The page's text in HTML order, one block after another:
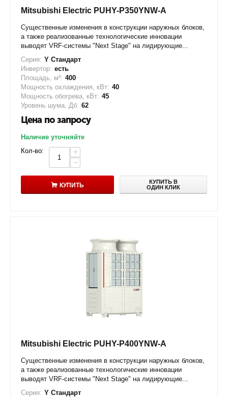
Mitsubishi Electric PUHY-P350YNW-A
Существенные изменения в конструкции наружных блоков,
а также реализованные технологические инновации
выводят VRF-системы "Next Stage" на лидирующие...
Серия: Y Стандарт
Инвертор: есть
Площадь, м²: 400
Мощность охлаждения, кВт: 40
Мощность обогрева, кВт: 45
Уровень шума, Дб: 62
Цена по запросу
Наличие уточняйте
Кол-во:
+
−
КУПИТЬ
КУПИТЬ В
ОДИН КЛИК
Mitsubishi Electric PUHY-P400YNW-A
Существенные изменения в конструкции наружных блоков,
а также реализованные технологические инновации
выводят VRF-системы "Next Stage" на лидирующие...
Серия: Y Стандарт